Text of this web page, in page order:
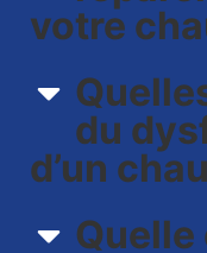
votre
du
d’un
Quelle